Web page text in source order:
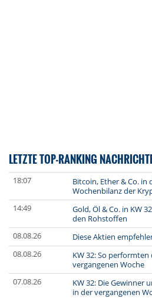
LETZTE TOP-RANKING
18:07
Bitcoin, Ether & Co. in
Wochenbilanz der
14:49
Gold, Öl & Co. in KW
den Rohstoffen
08.08.26
Diese Aktien
08.08.26
KW 32: So
vergangenen Woche
07.08.26
KW 32: Die Gewinner
in der vergangenen